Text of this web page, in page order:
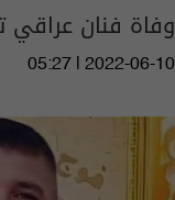
وفاة فنان
05:27 | 2022-06-10